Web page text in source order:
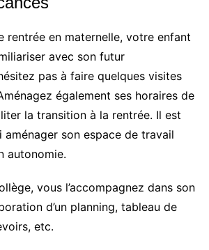
rentrée en maternelle, votre enfant
avec son futur
pas à faire quelques visites
également ses horaires de
la transition à la rentrée. Il est
aménager son espace de travail
autonomie.
vous l’accompagnez dans son
d’un planning, tableau de
etc.